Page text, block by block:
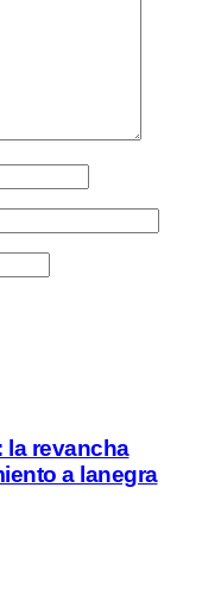
la revancha
a lanegra